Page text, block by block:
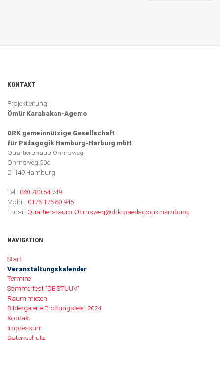
KONTAKT
Projektleitung:
Ömür Karabakan-Agemo
DRK gemeinnützige Gesellschaft
für Pädagogik Hamburg-Harburg mbH
Quartiershaus Ohrnsweg
Ohrnsweg 50d
21149 Hamburg
Tel.: 040 780 54 749
Mobil : 0176 176 60 945
Email: Quartiersraum-Ohrnsweg@drk-paedagogik.hamburg
NAVIGATION
Navigation überspringen
Start
Veranstaltungskalender
Termine
Sommerfest "DE STUUV"
Raum mieten
Bildergalerie Eröffungsfeier 2024
Kontakt
Impressum
Datenschutz